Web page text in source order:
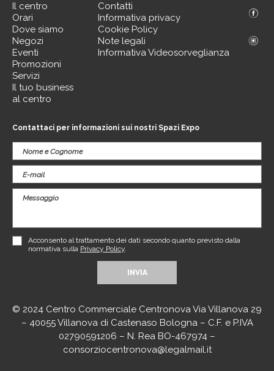
Il centro
Orari
Dove siamo
Negozi
Eventi
Promozioni
Servizi
Il tuo business
al centro
Contatti
Informativa privacy
Cookie Policy
Note legali
Informativa Videosorveglianza
Contattaci per informazioni sui nostri Spazi Expo
Acconsento al trattamento dei dati secondo quanto previsto dalla
normativa sulla Privacy Policy.
© 2024 Centro Commerciale Centronova Via Villanova 29
– 40055 Villanova di Castenaso Bologna – C.F. e P.IVA
02790591206 – N. Rea BO-467974 –
consorziocentronova@legalmail.it